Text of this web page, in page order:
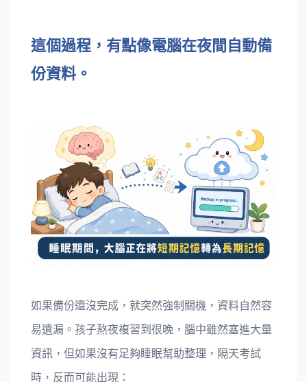
這個過程，有點像電腦在夜間自動備
份資料。
如果備份還沒完成，就突然強制關機，資料自然容
易遺漏。孩子熬夜複習到很晚，腦中雖然塞進大量
資訊，但如果沒有足夠睡眠幫助整理，隔天考試
時，反而可能出現：